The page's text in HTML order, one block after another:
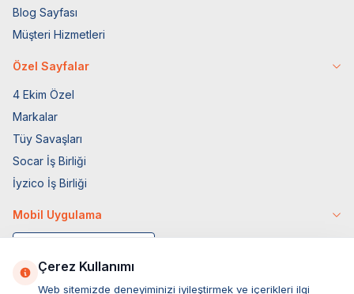
Blog Sayfası
Müşteri Hizmetleri
Özel Sayfalar
4 Ekim Özel
Markalar
Tüy Savaşları
Socar İş Birliği
İyzico İş Birliği
Mobil Uygulama
Çerez Kullanımı
Web sitemizde deneyiminizi iyileştirmek ve içerikleri ilgi